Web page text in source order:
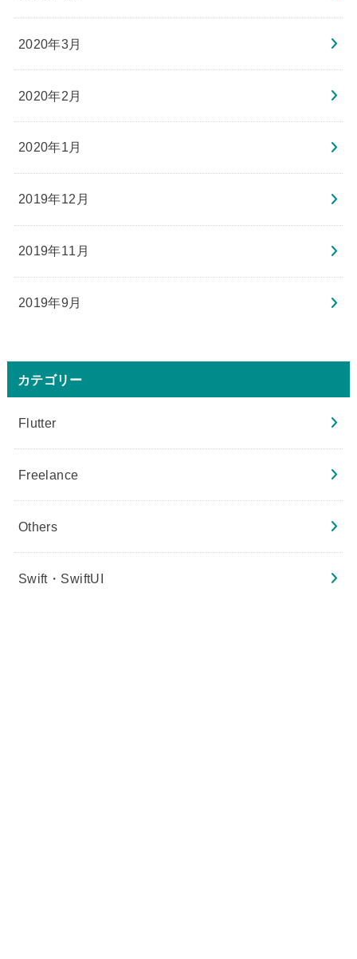
2020年3月
2020年2月
2020年1月
2019年12月
2019年11月
2019年9月
カテゴリー
Flutter
Freelance
Others
Swift・SwiftUI